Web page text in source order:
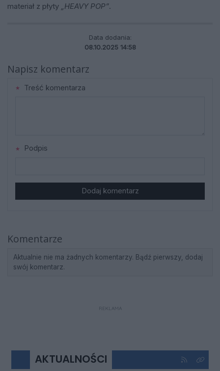
materiał z płyty „HEAVY POP”.
Data dodania:
08.10.2025 14:58
Napisz komentarz
Treść komentarza
Podpis
Dodaj komentarz
Komentarze
Aktualnie nie ma żadnych komentarzy. Bądź pierwszy, dodaj
swój komentarz.
REKLAMA
AKTUALNOŚCI Kliknij aby
Kliknij